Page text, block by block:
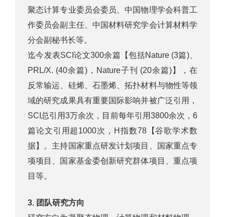
聚态计算专业委员会委员、中国物理学会科普工
作委员会副主任、中国材料研究学会计算材料学
分会副秘书长等。
迄今发表SCI论文300余篇【包括Nature (3篇)、
PRL/X. (40余篇)，Nature子刊 (20余篇)】，在
反常输运、硅烯、石墨烯、拓扑材料与物性等领
域的研究成果具有重要国际影响并被广泛引用，
SCI总引用3万余次，目前每年引用3800余次，6
篇论文引用超1000次，H指数78【谷歌学术数
据】。主持国家重点研发计划项目、国家重点专
项项目、国家基金委创新研究群体项目、重点项
目等。
3. 团队研究方向